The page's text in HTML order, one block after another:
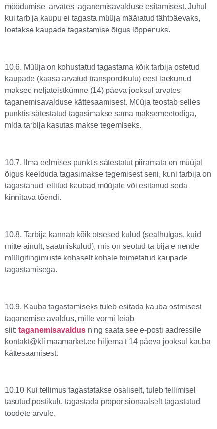
möödumisel arvates taganemisavalduse esitamisest. Juhul
kui tarbija kaupu ei tagasta müüja määratud tähtpäevaks,
loetakse kaupade tagastamise õigus lõppenuks.
10.6. Müüja on kohustatud tagastama kõik tarbija ostetud
kaupade (kaasa arvatud transpordikulu) eest laekunud
maksed neljateistkümne (14) päeva jooksul arvates
taganemisavalduse kättesaamisest. Müüja teostab selles
punktis sätestatud tagasimakse sama maksemeetodiga,
mida tarbija kasutas makse tegemiseks.
10.7. Ilma eelmises punktis sätestatut piiramata on müüjal
õigus keelduda tagasimakse tegemisest seni, kuni tarbija on
tagastanud tellitud kaubad müüjale või esitanud seda
kinnitava tõendi.
10.8. Tarbija kannab kõik otsesed kulud (sealhulgas, kuid
mitte ainult, saatmiskulud), mis on seotud tarbijale nende
müügitingimuste kohaselt kohale toimetatud kaupade
tagastamisega.
10.9. Kauba tagastamiseks tuleb esitada kauba ostmisest
taganemise avaldus, mille vormi leiab
siit: taganemisavaldus ning saata see e-posti aadressile
kontakt@kliimaamarket.ee hiljemalt 14 päeva jooksul kauba
kättesaamisest.
10.10 Kui tellimus tagastatakse osaliselt, tuleb tellimisel
tasutud postikulu tagastada proportsionaalselt tagastatud
toodete arvule.